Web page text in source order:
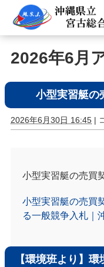
2026年6月
小型実習艇の
2026年6月30日 16:45 |
小型実習艇の売買
小型実習艇の売買
る一般競争入札｜
【環境班より】